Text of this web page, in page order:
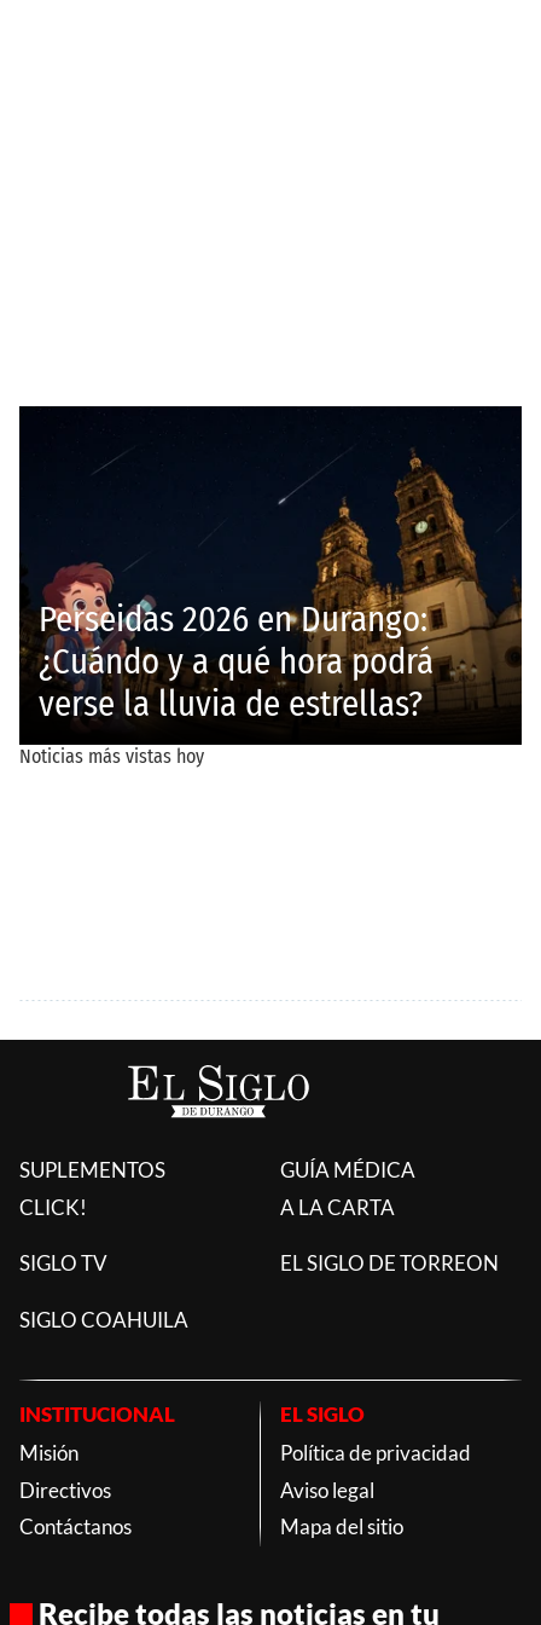
SUPLEMENTOS
CLICK!
GUÍA MÉDICA
A LA CARTA
SIGLO TV EL SIGLO DE TORREON
SIGLO COAHUILA
INSTITUCIONAL
Misión
Directivos
Contáctanos
EL SIGLO
Política de privacidad
Aviso legal
Mapa del sitio
Recibe todas las noticias en tu